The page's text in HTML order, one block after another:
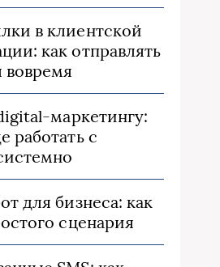
в клиентской
как отправлять
маркетингу:
работать с
для бизнеса: как
сценария